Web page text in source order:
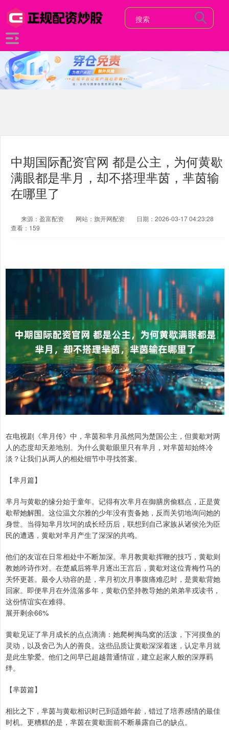
中期国际配资官网 都是公主，为何黄歇
满眼都是芈月，却不搭理芈茵，芈茵输
在哪里了
来源：盈富配资 网站：旗开网配资
日期：2026-03-17 04:23:28
查看：159
在电视剧《芈月传》中，芈茵和芈月虽然同为楚国公主，但黄歇对两
人的态度却天差地别。为什么黄歇眼里只有芈月，对芈茵却始终冷
淡？让我们从两人的相处细节中寻找答案。
【芈月篇】
芈月与黄歇的缘分始于童年。记得有次芈月在御膳房偷糕点，正是黄
歇帮她解围。这位温文尔雅的少年没有责备她，反而关切地询问她的
身世。当得知芈月坎坷的成长经历后，联想到自己家族从诸侯沦为臣
民的遭遇，黄歇对芈月产生了深深的共鸣。
他们的友谊在日常相处中不断加深。芈月教黄歇挥鞭的技巧，黄歇则
教她吟诗作对。在楚威后将芈月逐出王宫后，黄歇对这位青梅竹马的
关怀更甚。最令人动容的是，芈月初次月事腹痛难忍时，是黄歇背她
回家。即便芈月在外流落多年，黄歇仍坚持教导她的弟弟芈戎读书，
这份情谊实在难得。
展开剩余66%
黄歇见证了芈月成长的点点滴滴：她爬树掏鸟窝的活泼，下河摸鱼的
灵动，以及舍己为人的善良。这些品质让黄歇深深着迷，认定芈月就
是此生挚爱。他们之间早已超越普通情谊，建立起家人般的深厚羁
绊。
【芈茵篇】
相比之下，芈茵与黄歇相识时已到适婚年龄，错过了培养感情的最佳
时机。更糟糕的是，芈茵在黄歇面前不断暴露自己的缺点。